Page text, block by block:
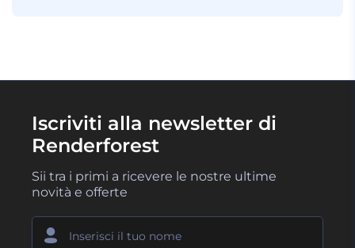
Iscriviti alla newsletter di
Renderforest
Sii tra i primi a ricevere le nostre ultime
novità e offerte